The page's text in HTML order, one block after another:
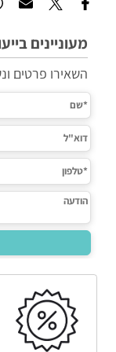
מעוניינים
השאירו פרטים